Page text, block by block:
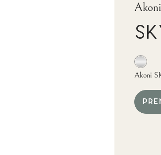
Akoni
Akoni